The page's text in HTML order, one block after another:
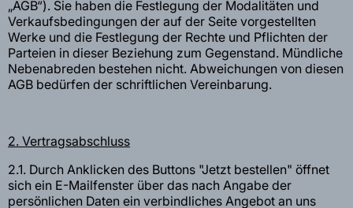
„AGB“). Sie haben die Festlegung der Modalitäten und
Verkaufsbedingungen der auf der Seite vorgestellten
Werke und die Festlegung der Rechte und Pflichten der
Parteien in dieser Beziehung zum Gegenstand. Mündliche
Nebenabreden bestehen nicht. Abweichungen von diesen
AGB bedürfen der schriftlichen Vereinbarung.
2. Vertragsabschluss
2.1. Durch Anklicken des Buttons "Jetzt bestellen" öffnet
sich ein E-Mailfenster über das nach Angabe der
persönlichen Daten ein verbindliches Angebot an uns